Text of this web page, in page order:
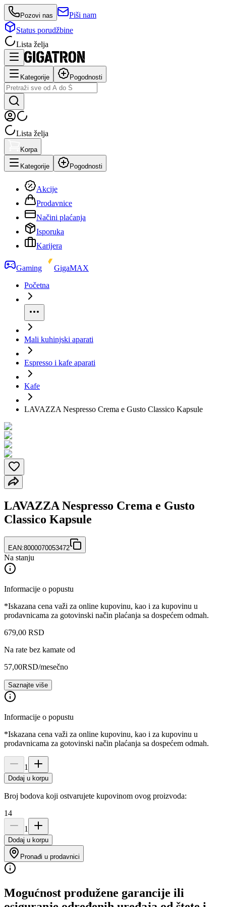
Pozovi nas
Piši nam
Status porudžbine
Lista želja
Kategorije Pogodnosti
Lista želja
Korpa
Kategorije Pogodnosti
Akcije
Prodavnice
Načini plaćanja
Isporuka
Karijera
Gaming
GigaMAX
Početna
Mali kuhinjski aparati
Espresso i kafe aparati
Kafe
LAVAZZA Nespresso Crema e Gusto Classico Kapsule
LAVAZZA Nespresso Crema e Gusto
Classico Kapsule
EAN:8000070053472
Na stanju
Informacije o popustu
*Iskazana cena važi za online kupovinu, kao i za kupovinu u
prodavnicama za gotovinski način plaćanja sa dospećem odmah.
679,00 RSD
Na rate bez kamate od
57,00RSD/mesečno
Saznajte više
Informacije o popustu
*Iskazana cena važi za online kupovinu, kao i za kupovinu u
prodavnicama za gotovinski način plaćanja sa dospećem odmah.
1
Dodaj u korpu
Broj bodova koji ostvarujete kupovinom ovog proizvoda:
14
1
Dodaj u korpu
Pronađi u prodavnici
Mogućnost produžene garancije ili